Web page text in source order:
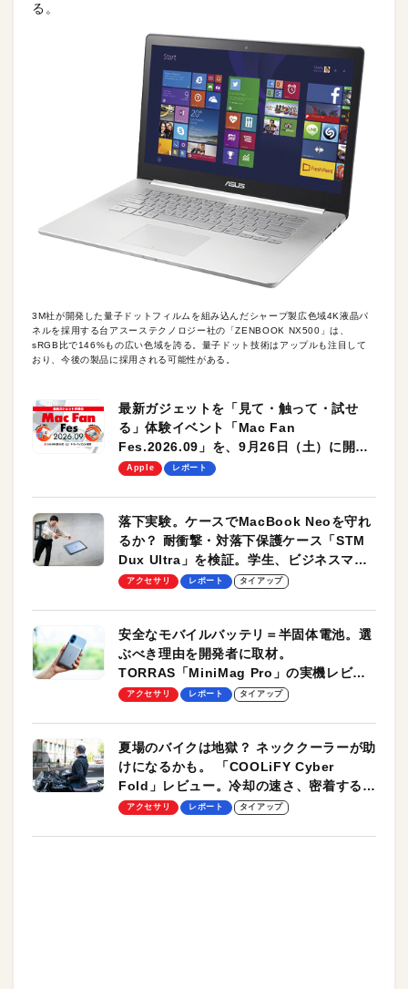
る。
3M社が開発した量子ドットフィルムを組み込んだシャープ製広色域4K液晶パ
ネルを採用する台アスーステクノロジー社の「ZENBOOK NX500」は、
sRGB比で146%もの広い色域を誇る。量子ドット技術はアップルも注目して
おり、今後の製品に採用される可能性がある。
最新ガジェットを「見て・触って・試せ
る」体験イベント「Mac Fan
Fes.2026.09」を、9月26日（土）に開催
します！
Apple レポート
落下実験。ケースでMacBook Neoを守れ
るか？ 耐衝撃・対落下保護ケース「STM
Dux Ultra」を検証。学生、ビジネスマン
のモバイルユースに最適！
アクセサリ レポート タイアップ
安全なモバイルバッテリ＝半固体電池。選
ぶべき理由を開発者に取材。
TORRAS「MiniMag Pro」の実機レビュ
ーも
アクセサリ レポート タイアップ
夏場のバイクは地獄？ ネッククーラーが助
けになるかも。 「COOLiFY Cyber
Fold」レビュー。冷却の速さ、密着する冷
却プレート、シンプルな操作性がグッド！
アクセサリ レポート タイアップ